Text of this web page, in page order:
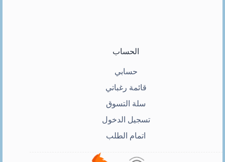
الحساب
حسابي
قائمة رغباتي
سلة التسوق
تسجيل الدخول
اتمام الطلب